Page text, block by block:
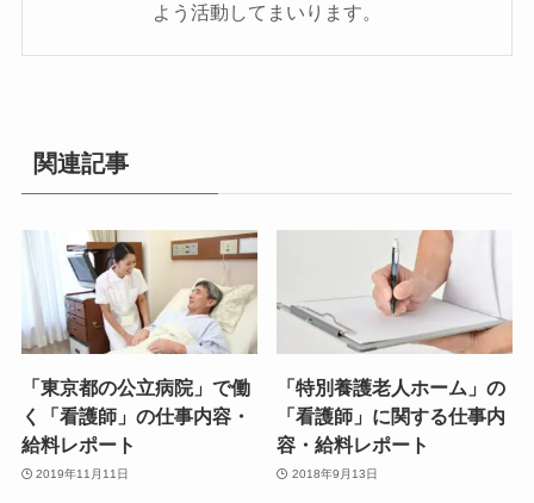
よう活動してまいります。
関連記事
「東京都の公立病院」で働
く「看護師」の仕事内容・
給料レポート
2019年11月11日
「特別養護老人ホーム」の
「看護師」に関する仕事内
容・給料レポート
2018年9月13日